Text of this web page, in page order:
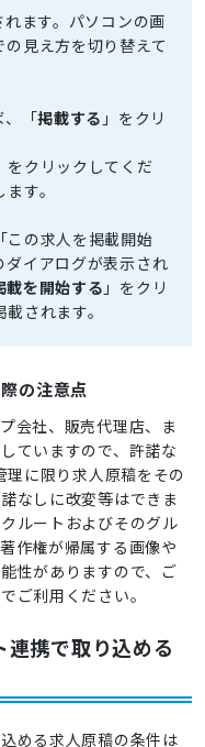
ます。パソコンの画
見え方を切り替えて
、「掲載する 」をクリ
クリックしてくだ
す。
この求人を掲載開始
ダイアログが表示され
載を開始する 」をクリ
されます。
の注意点
会社、販売代理店、ま
ていますので、許諾な
に限り求人原稿をその
なしに改変等はできま
ルートおよびそのグル
作権が帰属する画像や
性がありますので、ご
ご利用ください。
携で取り込める
める求人原稿の条件は